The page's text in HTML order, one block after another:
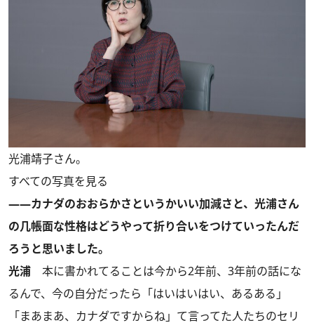
光浦靖子さん。
すべての写真を見る
――カナダのおおらかさというかいい加減さと、光浦さん
の几帳面な性格はどうやって折り合いをつけていったんだ
ろうと思いました。
光浦 本に書かれてることは今から2年前、3年前の話にな
るんで、今の自分だったら「はいはいはい、あるある」
「まあまあ、カナダですからね」て言ってた人たちのセリ